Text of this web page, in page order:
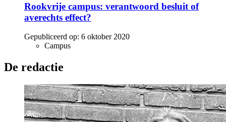
Rookvrije campus: verantwoord besluit of
averechts effect?
Gepubliceerd op: 6 oktober 2020
Campus
De redactie